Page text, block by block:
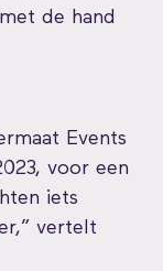
de hand
Events
voor een
iets
vertelt